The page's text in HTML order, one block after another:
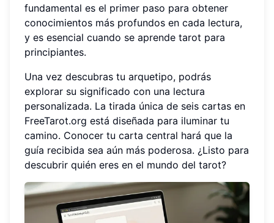
fundamental es el primer paso para obtener
conocimientos más profundos en cada lectura,
y es esencial cuando se aprende tarot para
principiantes.
Una vez descubras tu arquetipo, podrás
explorar su significado con una lectura
personalizada. La tirada única de seis cartas en
FreeTarot.org está diseñada para iluminar tu
camino. Conocer tu carta central hará que la
guía recibida sea aún más poderosa. ¿Listo para
descubrir quién eres en el mundo del tarot?